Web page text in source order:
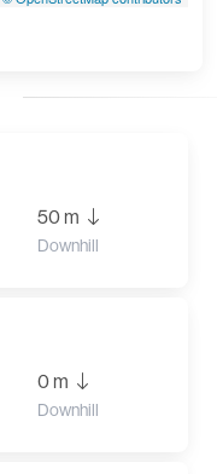
50 m
Downhill
0 m
Downhill